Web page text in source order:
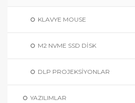
KLAVYE MOUSE
M2 NVME SSD DISK
DLP PROJEKSIYONLAR
YAZILIMLAR